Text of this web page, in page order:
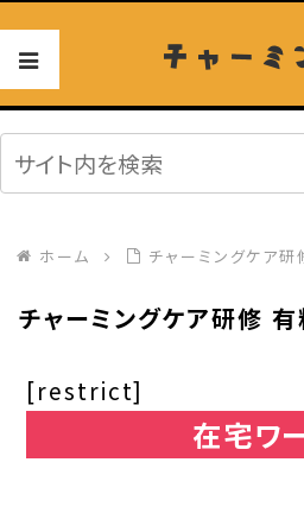
チャーミ
ホーム チャーミングケア
チャーミングケア研修
[restrict]
在宅ワ